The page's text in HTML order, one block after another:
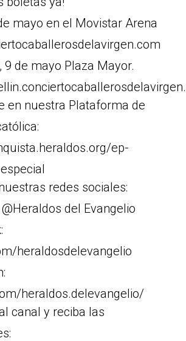
mayo en el Movistar Arena
9 de mayo Plaza Mayor.
en nuestra Plataforma de
ep-
redes sociales:
del Evangelio
heraldosdelevangelio
heraldos.delevangelio/
canal y reciba las